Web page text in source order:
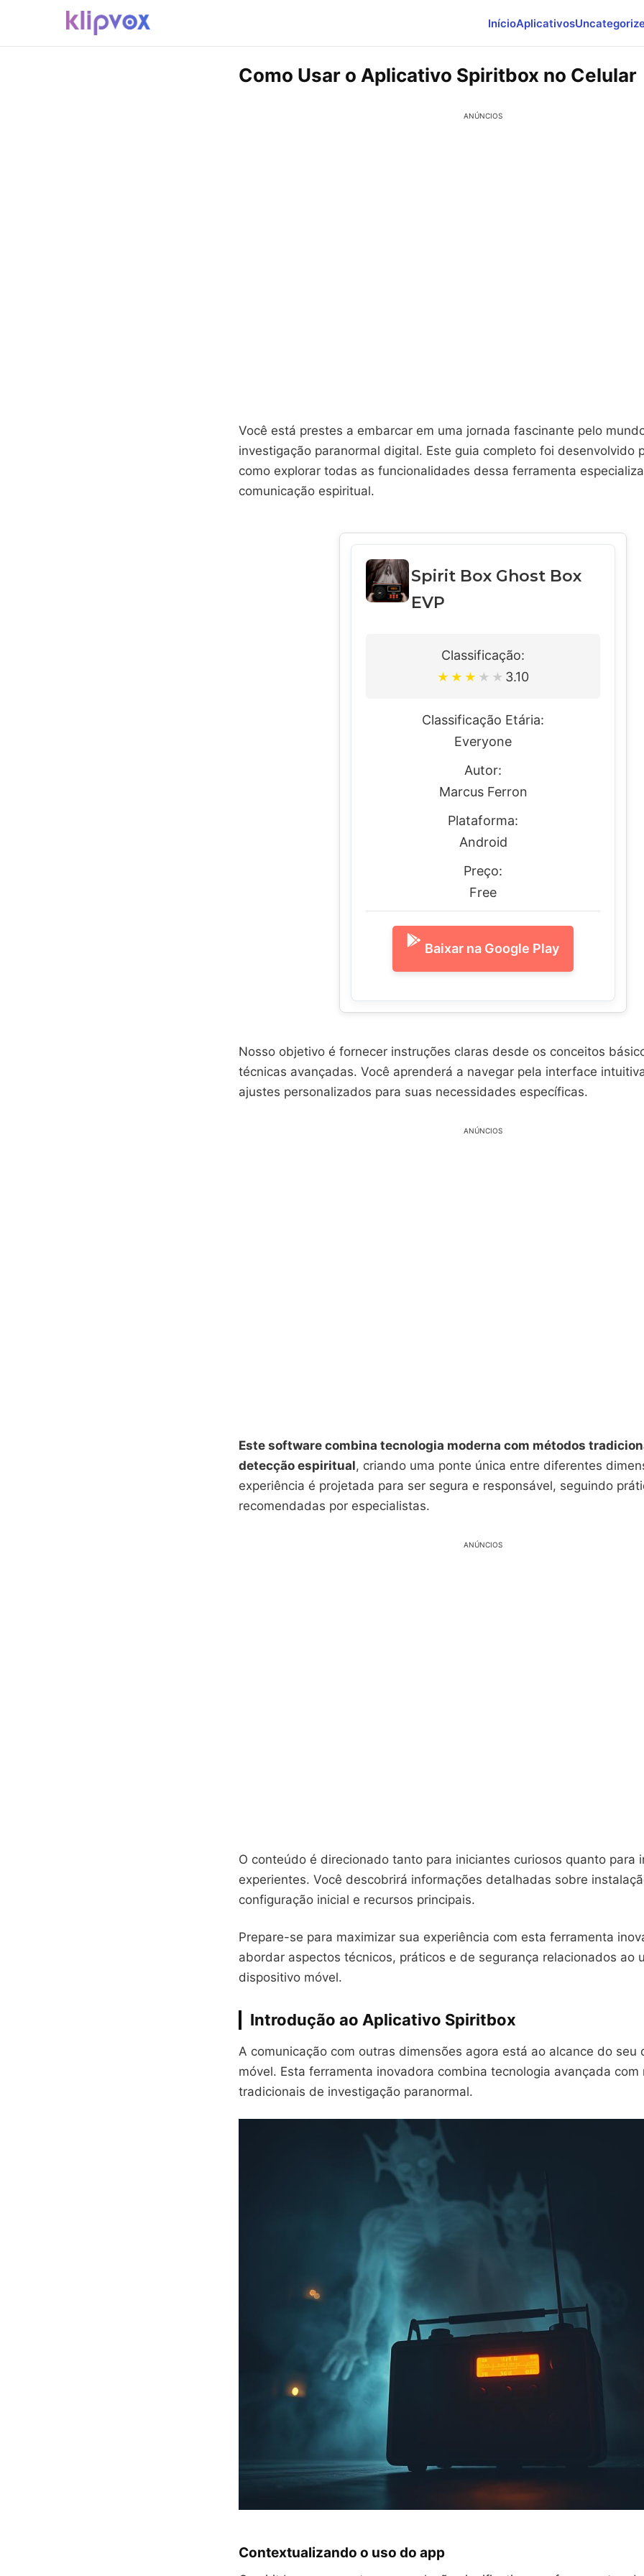
InícioAplicativos
Como Usar o Aplicativo Spiritbox no Celular
ANÚNCIOS
Você está prestes a embarcar em uma jornada fascinante pelo
investigação paranormal digital. Este guia completo foi desenvolvido
como explorar todas as funcionalidades dessa ferramenta
comunicação espiritual.
Spirit Box Ghost Box
EVP
Classificação:
★ ★ ★ ★ ★ 3.10
Classificação Etária:
Everyone
Autor:
Marcus Ferron
Plataforma:
Android
Preço:
Free
Baixar na Google Play
Nosso objetivo é fornecer instruções claras desde os conceitos
técnicas avançadas. Você aprenderá a navegar pela interface
ajustes personalizados para suas necessidades específicas.
ANÚNCIOS
Este software combina tecnologia moderna com métodos
detecção espiritual, criando uma ponte única entre diferentes
experiência é projetada para ser segura e responsável, seguindo
recomendadas por especialistas.
ANÚNCIOS
O conteúdo é direcionado tanto para iniciantes curiosos quanto para
experientes. Você descobrirá informações detalhadas sobre
configuração inicial e recursos principais.
Prepare-se para maximizar sua experiência com esta ferramenta
abordar aspectos técnicos, práticos e de segurança relacionados ao
dispositivo móvel.
Introdução ao Aplicativo Spiritbox
A comunicação com outras dimensões agora está ao alcance do seu
móvel. Esta ferramenta inovadora combina tecnologia avançada com
tradicionais de investigação paranormal.
Contextualizando o uso do app